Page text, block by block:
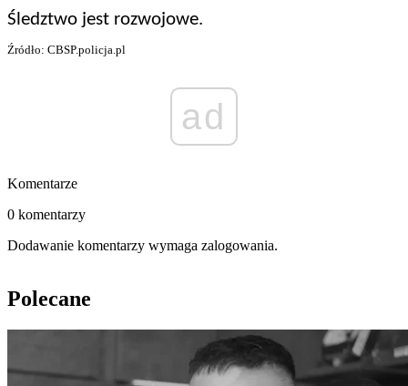
Śledztwo jest rozwojowe.
Źródło: CBSP.policja.pl
ad
Komentarze
0 komentarzy
Dodawanie komentarzy wymaga zalogowania.
Polecane